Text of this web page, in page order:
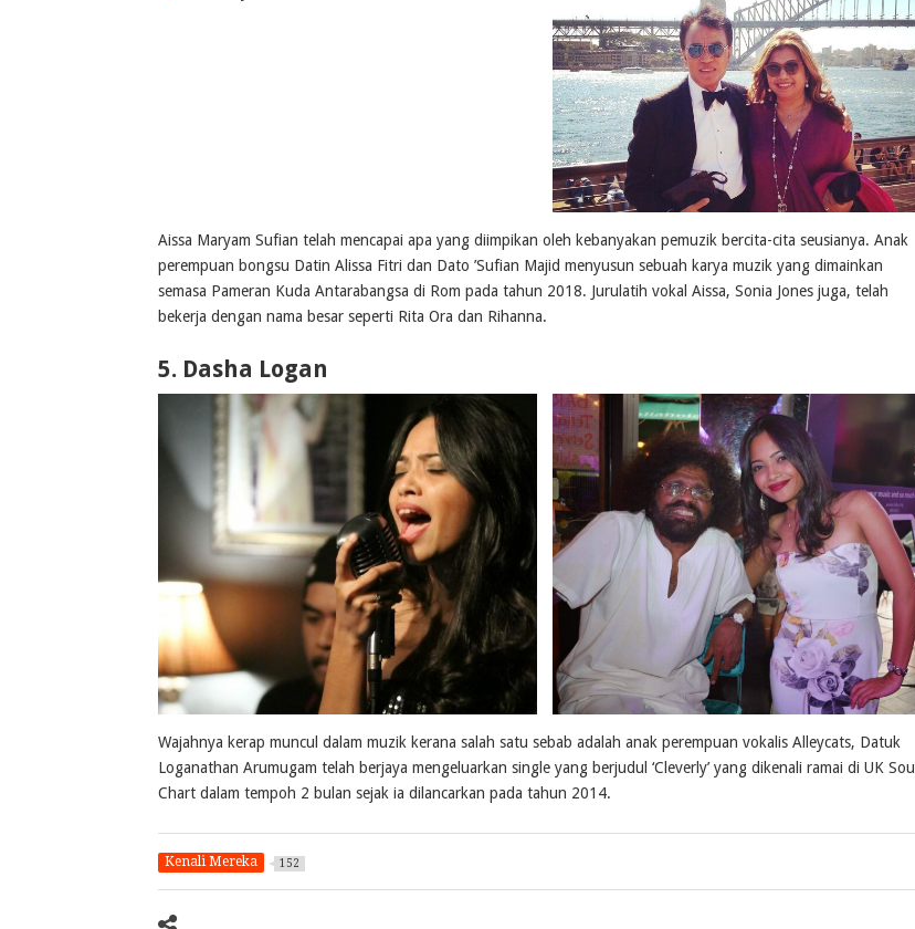
Aissa Maryam Sufian telah mencapai apa yang diimpikan oleh kebanyakan pemuzik bercita-cita seusianya. Anak
perempuan bongsu Datin Alissa Fitri dan Dato ’Sufian Majid menyusun sebuah karya muzik yang dimainkan
semasa Pameran Kuda Antarabangsa di Rom pada tahun 2018. Jurulatih vokal Aissa, Sonia Jones juga, telah
bekerja dengan nama besar seperti Rita Ora dan Rihanna.
5. Dasha Logan
Wajahnya kerap muncul dalam muzik kerana salah satu sebab adalah anak perempuan vokalis Alleycats, Datuk
Loganathan Arumugam telah berjaya mengeluarkan single yang berjudul ‘Cleverly’ yang dikenali ramai di UK Soul
Chart dalam tempoh 2 bulan sejak ia dilancarkan pada tahun 2014.
Kenali Mereka 152